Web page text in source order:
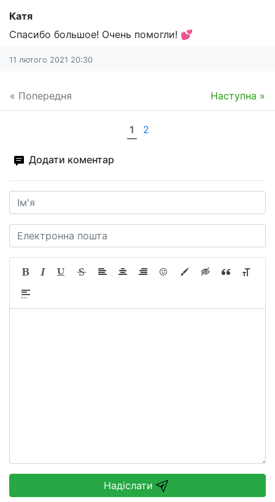
Катя
Спасибо большое! Очень помогли! 💕
11 лютого 2021 20:30
« Попередня Наступна »
1 2
Додати коментар
Надіслати